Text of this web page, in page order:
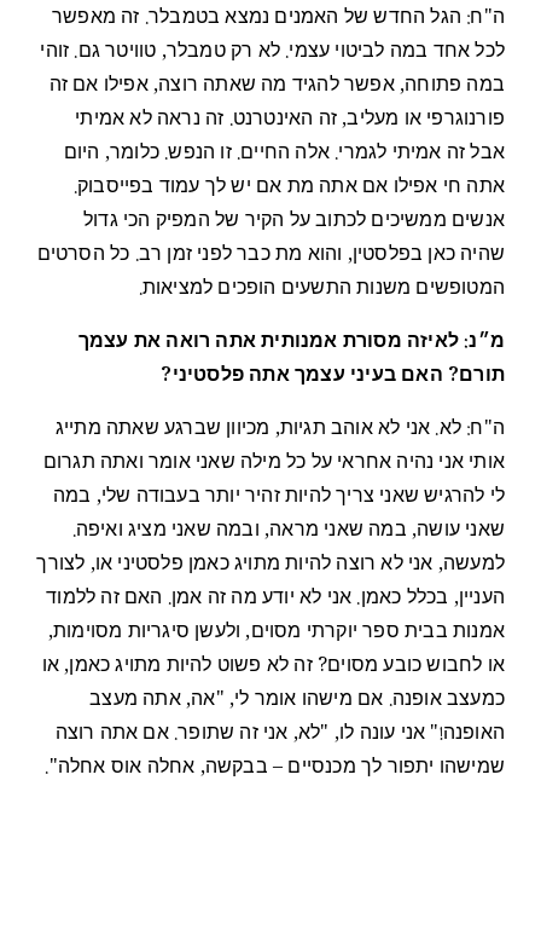
ה"ח: הגל החדש של האמנים נמצא בטמבלר. זה מאפשר
לכל אחד במה לביטוי עצמי. לא רק טמבלר, טוויטר גם. זוהי
במה פתוחה, אפשר להגיד מה שאתה רוצה, אפילו אם זה
פורנוגרפי או מעליב, זה האינטרנט. זה נראה לא אמיתי
אבל זה אמיתי לגמרי. אלה החיים. זו הנפש. כלומר, היום
אתה חי אפילו אם אתה מת אם יש לך עמוד בפייסבוק.
אנשים ממשיכים לכתוב על הקיר של המפיק הכי גדול
שהיה כאן בפלסטין, והוא מת כבר לפני זמן רב. כל הסרטים
המטופשים משנות התשעים הופכים למציאות.
מ״נ: לאיזה מסורת אמנותית אתה רואה את עצמך
תורם? האם בעיני עצמך אתה פלסטיני?
ה"ח: לא. אני לא אוהב תגיות, מכיוון שברגע שאתה מתייג
אותי אני נהיה אחראי על כל מילה שאני אומר ואתה תגרום
לי להרגיש שאני צריך להיות זהיר יותר בעבודה שלי, במה
שאני עושה, במה שאני מראה, ובמה שאני מציג ואיפה.
למעשה, אני לא רוצה להיות מתויג כאמן פלסטיני או, לצורך
העניין, בכלל כאמן. אני לא יודע מה זה אמן. האם זה ללמוד
אמנות בבית ספר יוקרתי מסוים, ולעשן סיגריות מסוימות,
או לחבוש כובע מסוים? זה לא פשוט להיות מתויג כאמן, או
כמעצב אופנה. אם מישהו אומר לי, "אה, אתה מעצב
האופנה!" אני עונה לו, "לא, אני זה שתופר. אם אתה רוצה
שמישהו יתפור לך מכנסיים – בבקשה, אחלה אוס אחלה".